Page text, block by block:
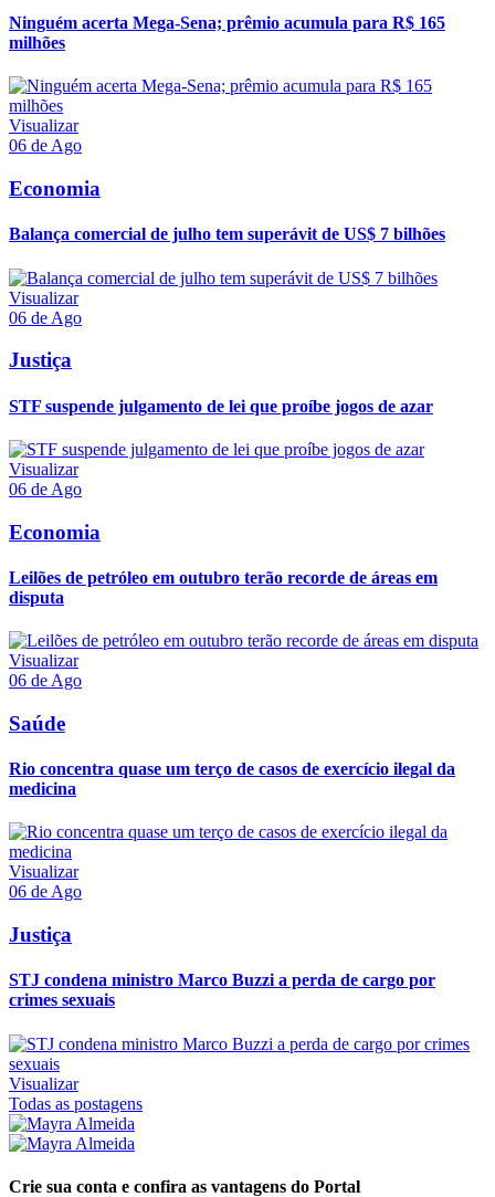
Ninguém acerta Mega-Sena; prêmio acumula para R$ 165
milhões
Visualizar
06 de Ago
Economia
Balança comercial de julho tem superávit de US$ 7 bilhões
Visualizar
06 de Ago
Justiça
STF suspende julgamento de lei que proíbe jogos de azar
Visualizar
06 de Ago
Economia
Leilões de petróleo em outubro terão recorde de áreas em
disputa
Visualizar
06 de Ago
Saúde
Rio concentra quase um terço de casos de exercício ilegal da
medicina
Visualizar
06 de Ago
Justiça
STJ condena ministro Marco Buzzi a perda de cargo por
crimes sexuais
Visualizar
Todas as postagens
Crie sua conta e confira as vantagens do Portal